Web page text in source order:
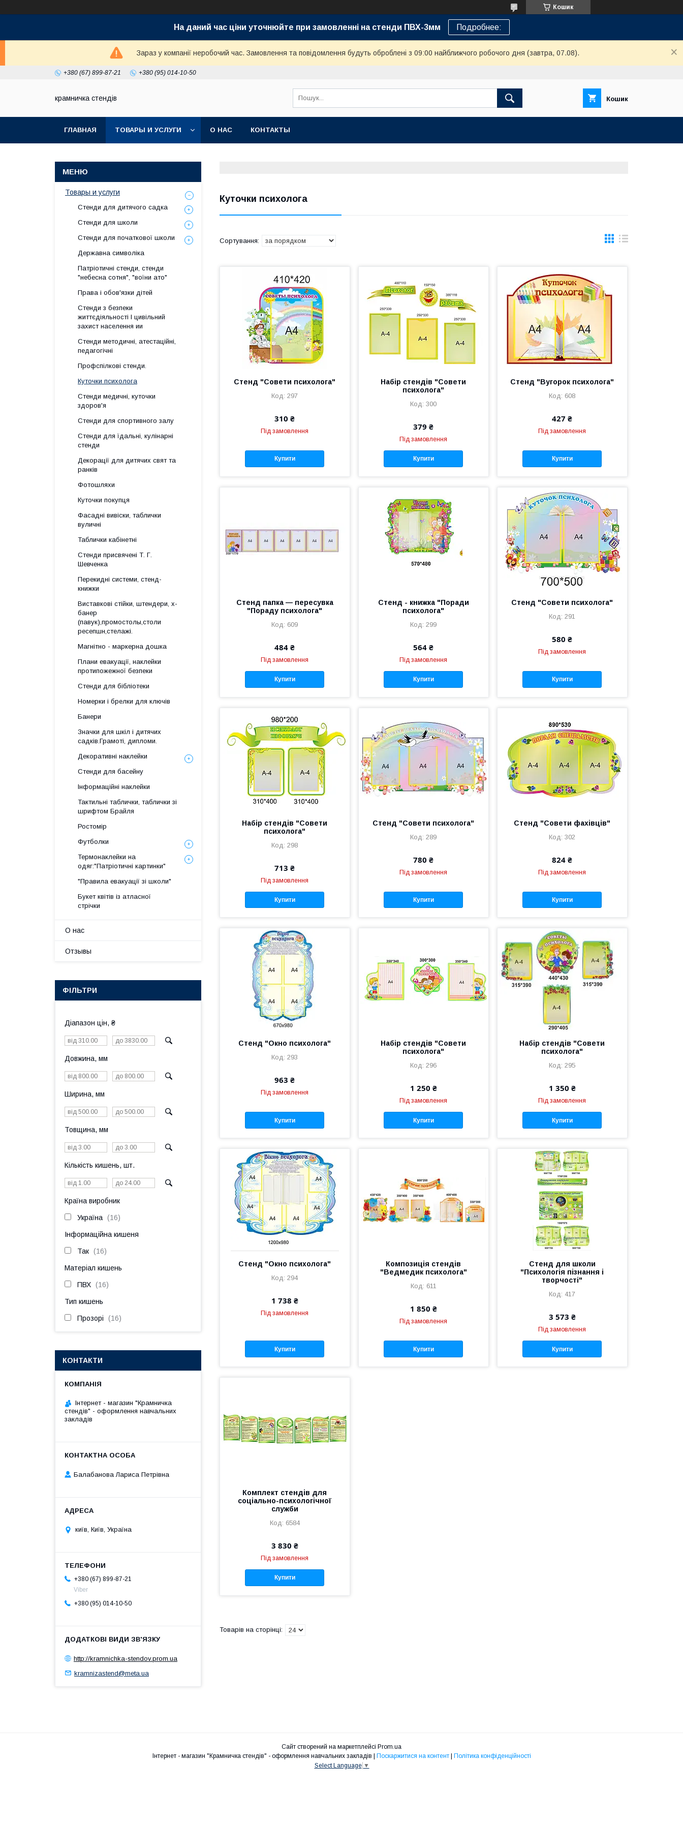
Кошик
На даний час ціни уточнюйте при замовленні на стенди ПВХ-3мм Подробнее:
Зараз у компанії неробочий час. Замовлення та повідомлення будуть оброблені з 09:00 найближчого робочого дня (завтра, 07.08).
+380 (67) 899-87-21 +380 (95) 014-10-50
крамничка стендів Кошик
ГЛАВНАЯ ТОВАРЫ И УСЛУГИ О НАС КОНТАКТЫ
Куточки психолога
Стенд "Совети психолога"
297
310 ₴
Під замовлення
Купити
Набір стендів "Совети
психолога"
300
379 ₴
Під замовлення
Купити
Стенд "Вугорок психолога"
608
427 ₴
Під замовлення
Купити
Стенд папка — пересувка
"Пораду психолога"
609
484 ₴
Під замовлення
Купити
Стенд - книжка "Поради
психолога"
299
564 ₴
Під замовлення
Купити
Стенд "Совети психолога"
291
580 ₴
Під замовлення
Купити
Набір стендів "Совети
психолога"
298
713 ₴
Під замовлення
Купити
Стенд "Совети психолога"
289
780 ₴
Під замовлення
Купити
Стенд "Совети фахівців"
302
824 ₴
Під замовлення
Купити
Стенд "Окно психолога"
293
963 ₴
Під замовлення
Купити
Набір стендів "Совети
психолога"
296
1 250 ₴
Під замовлення
Купити
Набір стендів "Совети
психолога"
295
1 350 ₴
Під замовлення
Купити
Стенд "Окно психолога"
294
1 738 ₴
Під замовлення
Купити
Композиція стендів
"Ведмедик психолога"
611
1 850 ₴
Під замовлення
Купити
Стенд для школи
"Психологія пізнання і
творчості"
417
3 573 ₴
Під замовлення
Купити
Комплект стендів для
соціально-психологічної
служби
6584
3 830 ₴
Під замовлення
Купити
Товары и услуги
Стенди для дитячого садка
Стенди для школи
Стенди для початкової школи
Державна символіка
Патріотичні стенди, стенди
"небесна сотня", "воїни ато"
Права і обов'язки дітей
Стенди з безпеки
життєдіяльності І цивільний
захист населення ии
Стенди методичні, атестаційні,
педагогічні
Профспілкові стенди.
Куточки психолога
Стенди медичні, куточки
здоров'я
Стенди для спортивного залу
Стенди для їдальні, кулінарні
стенди
Декорації для дитячих свят та
ранків
Фотошляхи
Куточки покупця
Фасадні вивіски, таблички
вуличні
Таблички кабінетні
Стенди присвячені Т. Г.
Шевченка
Перекидні системи, стенд-
книжки
Виставкові стійки, штендери, х-
банер
(павук),промостолы,столи
ресепшн,стелажі.
Магнітно - маркерна дошка
Плани евакуації, наклейки
протипожежної безпеки
Стенди для бібліотеки
Номерки і брелки для ключів
Банери
Значки для шкіл і дитячих
садків.Грамоті, дипломи.
Декоративні наклейки
Стенди для басейну
Інформаційні наклейки
Тактильні таблички, таблички зі
шрифтом Брайля
Ростомір
Футболки
Термонаклейки на
одяг:"Патріотичні картинки"
"Правила евакуації зі школи"
Букет квітів із атласної
стрічки
О нас
Отзывы
ФІЛЬТРИ
Діапазон цін, ₴
Довжина, мм
Ширина, мм
Товщина, мм
Кількість кишень, шт.
Країна виробник
Україна 16
Інформаційна кишеня
Так 16
Матеріал кишень
ПВХ 16
Тип кишень
Прозорі 16
КОНТАКТИ
Інтернет - магазин "Крамничка
стендів" - оформлення навчальних
закладів
Балабанова Лариса Петрівна
київ, Київ, Україна
+380 (67) 899-87-21
Viber
+380 (95) 014-10-50
http://kramnichka-stendov.prom.ua
kramnizastend@meta.ua
Сайт створений на маркетплейсі Prom.ua
Поскаржитися на контент
Політика конфіденційності
Select Language ▼